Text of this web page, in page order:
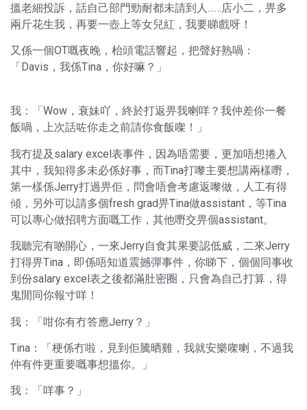
搵老細投訴，話自己部門勁耐都未請到人……店小二，畀多
兩斤花生我，再要一壺上等女兒紅，我要睇戲呀！
又係一個OT嘅夜晚，枱頭電話響起，把聲好熟喎：
「Davis，我係Tina，你好嘛？」
我：「Wow，衰妹吖，終於打返畀我喇咩？我仲差你一餐
飯喎，上次話咗你走之前請你食飯㗎！」
我冇提及salary excel表事件，因為唔需要，更加唔想捲入
其中，我知得多未必係好事，而Tina打嚟主要想講兩樣嘢，
第一樣係Jerry打過畀佢，問會唔會考慮返嚟做，人工有得
傾，另外可以請多個fresh grad畀Tina做assistant，等Tina
可以專心做招聘方面嘅工作，其他嘢交畀個assistant。
我聽完有啲開心，一來Jerry自食其果要認低威，二來Jerry
打得畀Tina，即係唔知道震撼彈事件，你睇下，個個同事收
到份salary excel表之後都滿肚密圈，只會為自己打算，得
鬼閒同你報寸咩！
我：「咁你有冇答應Jerry？」
Tina：「梗係冇啦，見到佢騰晒雞，我就安樂㗎喇，不過我
仲有件更重要嘅事想搵你。」
我：「咩事？」